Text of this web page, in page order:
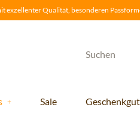
Qualität, besonderen
Sale